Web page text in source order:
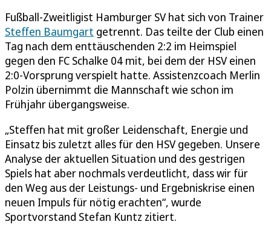
Fußball-Zweitligist Hamburger SV hat sich von Trainer
Steffen Baumgart getrennt. Das teilte der Club einen
Tag nach dem enttäuschenden 2:2 im Heimspiel
gegen den FC Schalke 04 mit, bei dem der HSV einen
2:0-Vorsprung verspielt hatte. Assistenzcoach Merlin
Polzin übernimmt die Mannschaft wie schon im
Frühjahr übergangsweise.
„Steffen hat mit großer Leidenschaft, Energie und
Einsatz bis zuletzt alles für den HSV gegeben. Unsere
Analyse der aktuellen Situation und des gestrigen
Spiels hat aber nochmals verdeutlicht, dass wir für
den Weg aus der Leistungs- und Ergebniskrise einen
neuen Impuls für nötig erachten“, wurde
Sportvorstand Stefan Kuntz zitiert.